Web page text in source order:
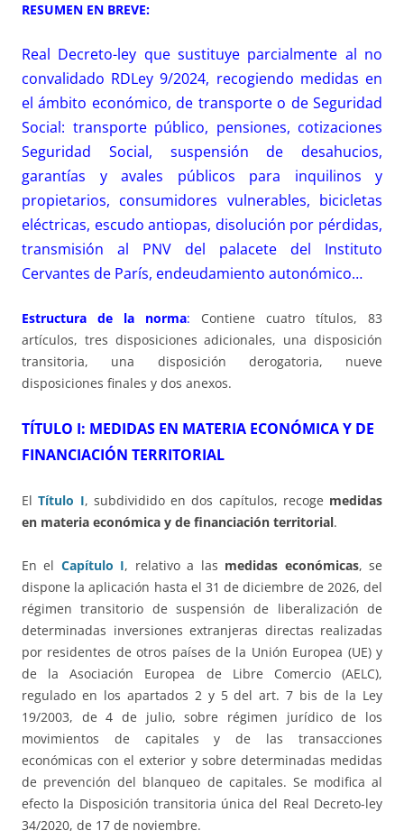
RESUMEN EN BREVE:
Real Decreto-ley que sustituye parcialmente al no
convalidado RDLey 9/2024, recogiendo medidas en
el ámbito económico, de transporte o de Seguridad
Social: transporte público, pensiones, cotizaciones
Seguridad Social, suspensión de desahucios,
garantías y avales públicos para inquilinos y
propietarios, consumidores vulnerables, bicicletas
eléctricas, escudo antiopas, disolución por pérdidas,
transmisión al PNV del palacete del Instituto
Cervantes de París, endeudamiento autonómico…
Estructura de la norma: Contiene cuatro títulos, 83
artículos, tres disposiciones adicionales, una disposición
transitoria, una disposición derogatoria, nueve
disposiciones finales y dos anexos.
TÍTULO I: MEDIDAS EN MATERIA ECONÓMICA Y DE
FINANCIACIÓN TERRITORIAL
ElTítulo I, subdividido en dos capítulos, recoge medidas
en materia económica y de financiación territorial.
En el Capítulo I, relativo a las medidas económicas, se
dispone la aplicación hasta el 31 de diciembre de 2026, del
régimen transitorio de suspensión de liberalización de
determinadas inversiones extranjeras directas realizadas
por residentes de otros países de la Unión Europea (UE) y
de la Asociación Europea de Libre Comercio (AELC),
regulado en los apartados 2 y 5 del art. 7 bis de la Ley
19/2003, de 4 de julio, sobre régimen jurídico de los
movimientos de capitales y de las transacciones
económicas con el exterior y sobre determinadas medidas
de prevención del blanqueo de capitales. Se modifica al
efecto la Disposición transitoria única del Real Decreto-ley
34/2020, de 17 de noviembre.